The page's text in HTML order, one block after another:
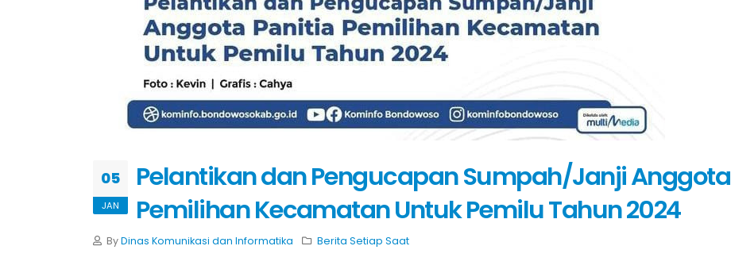
05
JAN
Pelantikan dan Pengucapan Sumpah/Janji Anggota
Pemilihan Kecamatan Untuk Pemilu Tahun 2024
ByDinas Komunikasi dan Informatika Berita Setiap Saat